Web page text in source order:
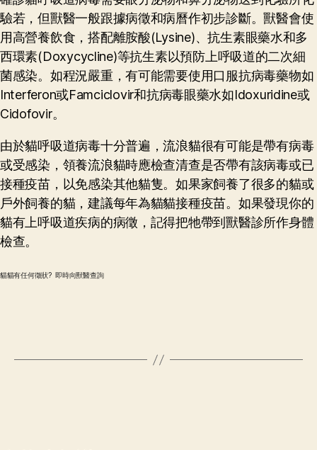
驗若，但獸醫一般跟據病徵和病曆作初步診斷。獸醫會使
用高營養飲食，搭配離胺酸(Lysine)、抗生素眼藥水和多
西環素(Doxycycline)等抗生素以預防上呼吸道的二次細
菌感染。如程況嚴重，有可能需要使用口服抗病毒藥物如
Interferon或Famciclovir和抗病毒眼藥水如Idoxuridine或
Cidofovir。
由於貓呼吸道病毒十分普遍，流浪貓很有可能是帶有病毒
或受感染，領養流浪貓時應檢查清查是否帶有該病毒或已
接種疫苗，以免感染其他貓隻。如果家飼養了很多的貓或
戶外飼養的貓，建議每年為貓貓接種疫苗。如果發現你的
貓有上呼吸道疾病的病徵，記得把牠帶到獸醫診所作身體
檢查。
貓貓有任何徵狀? 即時向獸醫查詢